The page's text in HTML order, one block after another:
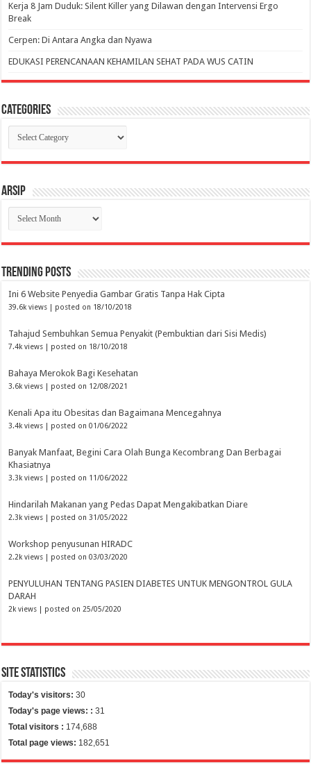
Kerja 8 Jam Duduk: Silent Killer yang Dilawan dengan Intervensi Ergo
Break
Cerpen: Di Antara Angka dan Nyawa
EDUKASI PERENCANAAN KEHAMILAN SEHAT PADA WUS CATIN
Categories
Categories
Arsip
Arsip
Trending Posts
Ini 6 Website Penyedia Gambar Gratis Tanpa Hak Cipta
39.6k views | posted on 18/10/2018
Tahajud Sembuhkan Semua Penyakit (Pembuktian dari Sisi Medis)
7.4k views | posted on 18/10/2018
Bahaya Merokok Bagi Kesehatan
3.6k views | posted on 12/08/2021
Kenali Apa itu Obesitas dan Bagaimana Mencegahnya
3.4k views | posted on 01/06/2022
Banyak Manfaat, Begini Cara Olah Bunga Kecombrang Dan Berbagai
Khasiatnya
3.3k views | posted on 11/06/2022
Hindarilah Makanan yang Pedas Dapat Mengakibatkan Diare
2.3k views | posted on 31/05/2022
Workshop penyusunan HIRADC
2.2k views | posted on 03/03/2020
PENYULUHAN TENTANG PASIEN DIABETES UNTUK MENGONTROL GULA
DARAH
2k views | posted on 25/05/2020
Site Statistics
Today's visitors:30
Today's page views: :31
Total visitors : 174,688
Total page views: 182,651